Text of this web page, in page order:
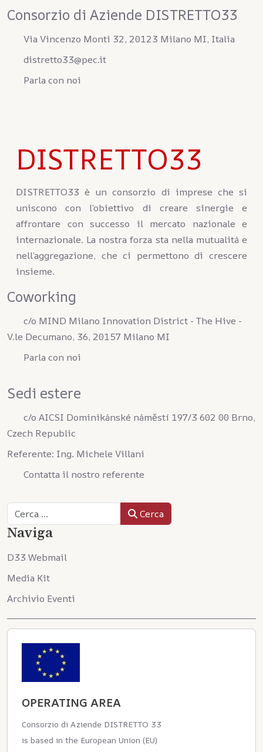
Consorzio di Aziende DISTRETTO33
Via Vincenzo Monti 32, 20123 Milano MI, Italia
distretto33@pec.it
Parla con noi
DISTRETTO33
DISTRETTO33 è un consorzio di imprese che si
uniscono con l’obiettivo di creare sinergie e
affrontare con successo il mercato nazionale e
internazionale. La nostra forza sta nella mutualità e
nell’aggregazione, che ci permettono di crescere
insieme.
Coworking
c/o MIND Milano Innovation District - The Hive -
V.le Decumano, 36, 20157 Milano MI
Parla con noi
Sedi estere
c/o AICSI Dominikánské náměstí 197/3 602 00 Brno,
Czech Republic
Referente: Ing. Michele Villani
Contatta il nostro referente
Cerca Cerca
Naviga
D33 Webmail
Media Kit
Archivio Eventi
OPERATING AREA
Consorzio di Aziende DISTRETTO 33
is based in the European Union (EU)